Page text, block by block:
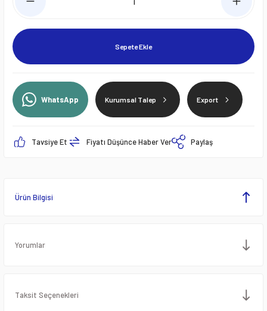
Sepete Ekle
WhatsApp Kurumsal Talep Export
Tavsiye Et Fiyatı Düşünce Haber Ver Paylaş
Ürün Bilgisi
Yorumlar
Taksit Seçenekleri